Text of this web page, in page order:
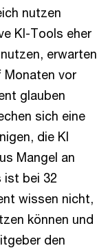
nutzen
KI-Tools eher
erwarten
Monaten vor
glauben
sich eine
die KI
Mangel an
ist bei 32
wissen nicht,
können und
den